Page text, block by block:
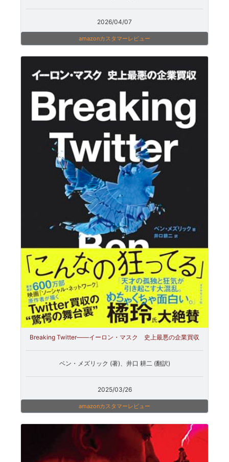
2026/04/07
amazonカスタマーレビュー
Breaking Twitter――イーロン・マスク 史上最悪の企業買収
ベン・メズリック (著)、井口 耕二 (翻訳)
2025/03/26
amazonカスタマーレビュー